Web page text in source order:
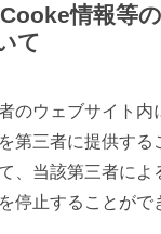
情報等
て
のウェブサイト内
第三者に提供する
、当該第三者によ
停止することがで